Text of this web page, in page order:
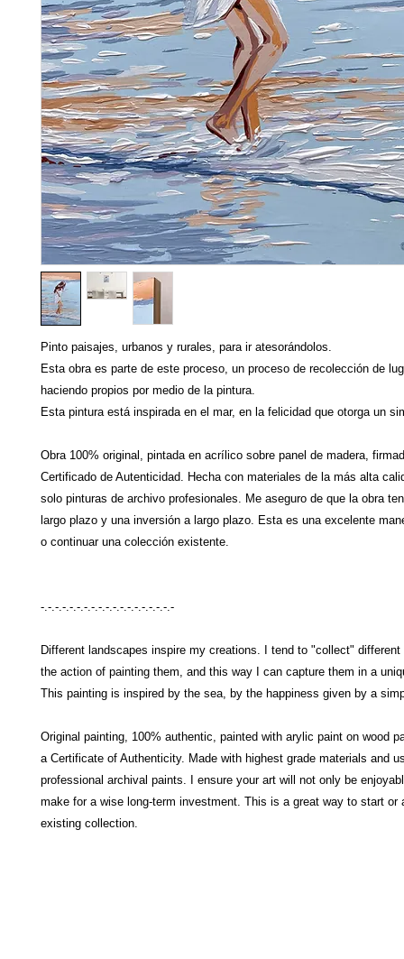
Pinto paisajes, urbanos y rurales, para ir atesorándolos.
Esta obra es parte de este proceso, un proceso de recolección de
haciendo propios por medio de la pintura.
Esta pintura está inspirada en el mar, en la felicidad que otorga un
Obra 100% original, pintada en acrílico sobre panel de madera,
Certificado de Autenticidad. Hecha con materiales de la más alta
solo pinturas de archivo profesionales. Me aseguro de que la obra
largo plazo y una inversión a largo plazo. Esta es una excelente
o continuar una colección existente.
-.-.-.-.-.-.-.-.-.-.-.-.-.-.-.-.-.-.-
Different landscapes inspire my creations. I tend to "collect"
the action of painting them, and this way I can capture them in a
This painting is inspired by the sea, by the happiness given by a
Original painting, 100% authentic, painted with arylic paint on wood
a Certificate of Authenticity. Made with highest grade materials and
professional archival paints. I ensure your art will not only be
make for a wise long-term investment. This is a great way to start or
existing collection.